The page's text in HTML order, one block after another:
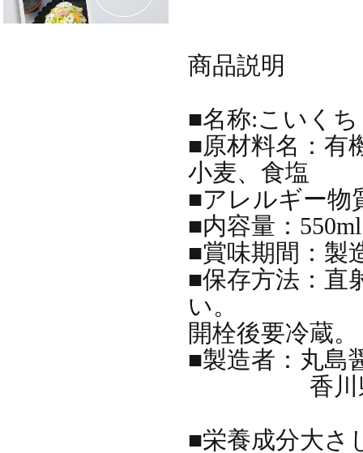
商品説明
■名称:こいく
■原材料名：有
小麦、食塩
■アレルギー物
■内容量：550ml
■賞味期間：製
■保存方法：直
い。
開栓後要冷蔵。
■製造者：丸島
香川県小
■栄養成分大さ